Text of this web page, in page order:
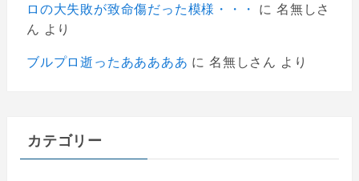
ロの大失敗が致命傷だった模様・・・
に 名無しさ
ん より
ブルプロ逝ったあああああ に 名無しさん より
カテゴリー